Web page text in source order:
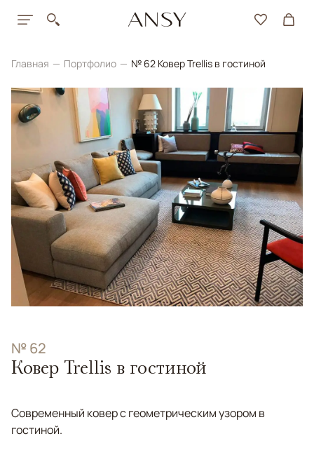
Главная Портфолио № 62 Ковер Trellis в гостиной
№ 62
Ковер Trellis в гостиной
Современный ковер с геометрическим узором в
гостиной.